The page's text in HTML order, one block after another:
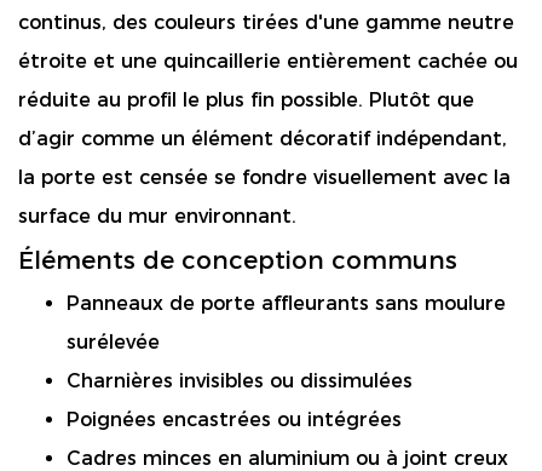
continus, des couleurs tirées d'une gamme neutre
étroite et une quincaillerie entièrement cachée ou
réduite au profil le plus fin possible. Plutôt que
d’agir comme un élément décoratif indépendant,
la porte est censée se fondre visuellement avec la
surface du mur environnant.
Éléments de conception communs
Panneaux de porte affleurants sans moulure
surélevée
Charnières invisibles ou dissimulées
Poignées encastrées ou intégrées
Cadres minces en aluminium ou à joint creux